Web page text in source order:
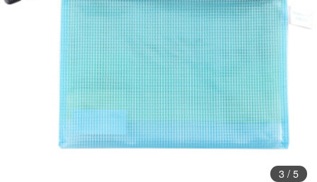
3/ 5